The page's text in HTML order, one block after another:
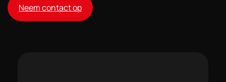
Neem contact op